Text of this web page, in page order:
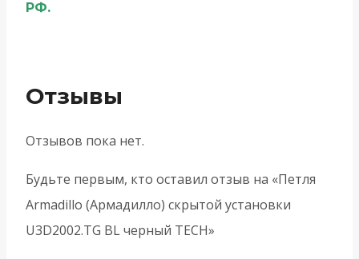
РФ.
Отзывы
Отзывов пока нет.
Будьте первым, кто оставил отзыв на «Петля
Armadillo (Армадилло) скрытой установки
U3D2002.TG BL черный TECH»